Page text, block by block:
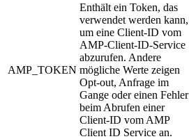
AMP_TOKEN
Enthält ein Token, das
verwendet werden kann,
um eine Client-ID vom
AMP-Client-ID-Service
abzurufen. Andere
mögliche Werte zeigen
Opt-out, Anfrage im
Gange oder einen Fehler
beim Abrufen einer
Client-ID vom AMP
Client ID Service an.